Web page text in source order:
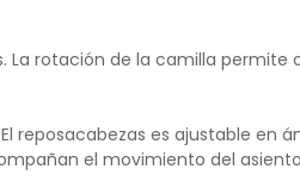
rotación de la camilla permite
reposacabezas es ajustable en
el movimiento del